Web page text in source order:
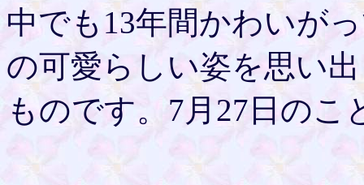
中でも13年間かわいが
の可愛らしい姿を思い
ものです。7月27日のこ